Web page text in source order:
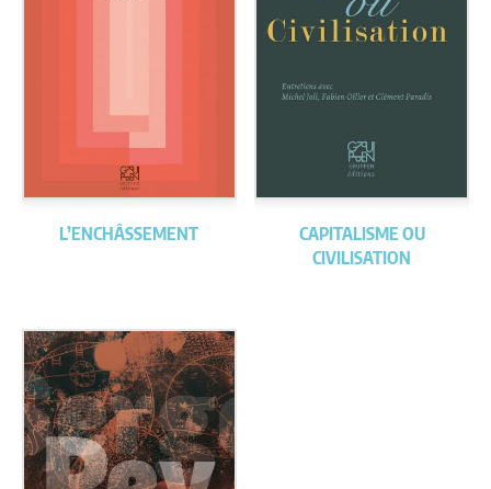
L’ENCHÂSSEMENT
CAPITALISME OU
CIVILISATION